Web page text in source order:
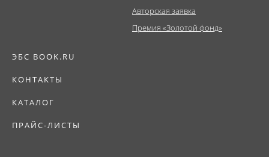
Авторская заявка
Премия «Золотой фонд»
ЭБС BOOK.RU
КОНТАКТЫ
КАТАЛОГ
ПРАЙС-ЛИСТЫ